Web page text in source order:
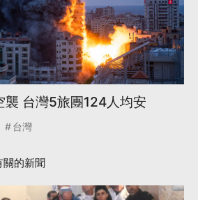
襲 台灣5旅團124人均安
台灣
關的新聞